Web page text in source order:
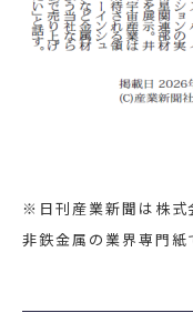
※日刊産業新聞は株式
非鉄金属の業界専門紙